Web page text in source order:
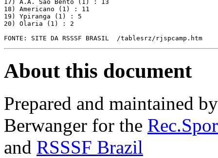
17) A.A. São Bento (1) : 13
18) Americano (1) : 11
19) Ypiranga (1) : 5
20) Olaria (1) : 2
FONTE: SITE DA RSSSF BRASIL  /tablesrz/rjspcamp.htm
About this document
Prepared and maintained
Berwanger for the
and RSSSF Brazil